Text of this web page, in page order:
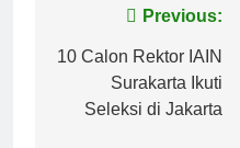
Navigasi
pos
Previous:
10 Calon Rektor IAIN
Surakarta Ikuti
Seleksi di Jakarta